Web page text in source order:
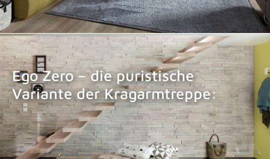
Ego Zero – die puristische
Variante der Kragarmtreppe:
KRAGARMTREPPE EGO ZERO